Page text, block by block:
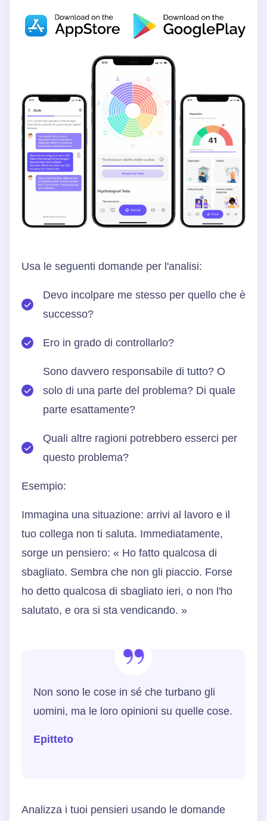
Usa le seguenti domande per l'analisi:
Devo incolpare me stesso per quello che è
successo?
Ero in grado di controllarlo?
Sono davvero responsabile di tutto? O
solo di una parte del problema? Di quale
parte esattamente?
Quali altre ragioni potrebbero esserci per
questo problema?
Esempio:
Immagina una situazione: arrivi al lavoro e il
tuo collega non ti saluta. Immediatamente,
sorge un pensiero: « Ho fatto qualcosa di
sbagliato. Sembra che non gli piaccio. Forse
ho detto qualcosa di sbagliato ieri, o non l'ho
salutato, e ora si sta vendicando. »
Non sono le cose in sé che turbano gli
uomini, ma le loro opinioni su quelle cose.
Epitteto
Analizza i tuoi pensieri usando le domande